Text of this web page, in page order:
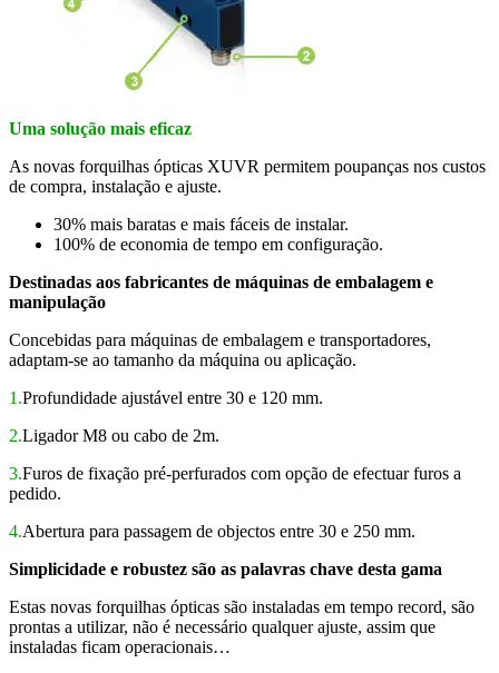
Uma solução mais eficaz
As novas forquilhas ópticas XUVR permitem poupanças nos custos
de compra, instalação e ajuste.
30% mais baratas e mais fáceis de instalar.
100% de economia de tempo em configuração.
Destinadas aos fabricantes de máquinas de embalagem e
manipulação
Concebidas para máquinas de embalagem e transportadores,
adaptam-se ao tamanho da máquina ou aplicação.
1.Profundidade ajustável entre 30 e 120 mm.
2.Ligador M8 ou cabo de 2m.
3.Furos de fixação pré-perfurados com opção de efectuar furos a
pedido.
4.Abertura para passagem de objectos entre 30 e 250 mm.
Simplicidade e robustez são as palavras chave desta gama
Estas novas forquilhas ópticas são instaladas em tempo record, são
prontas a utilizar, não é necessário qualquer ajuste, assim que
instaladas ficam operacionais…